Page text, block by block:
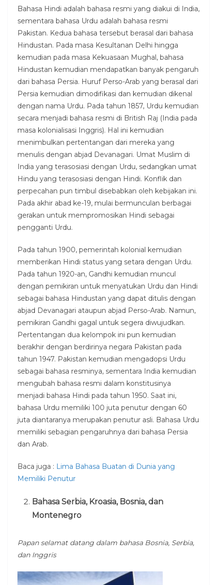
Bahasa Hindi adalah bahasa resmi yang diakui di India,
sementara bahasa Urdu adalah bahasa resmi
Pakistan. Kedua bahasa tersebut berasal dari bahasa
Hindustan. Pada masa Kesultanan Delhi hingga
kemudian pada masa Kekuasaan Mughal, bahasa
Hindustan kemudian mendapatkan banyak pengaruh
dari bahasa Persia. Huruf Perso-Arab yang berasal dari
Persia kemudian dimodifikasi dan kemudian dikenal
dengan nama Urdu. Pada tahun 1857, Urdu kemudian
secara menjadi bahasa resmi di British Raj (India pada
masa kolonialisasi Inggris). Hal ini kemudian
menimbulkan pertentangan dari mereka yang
menulis dengan abjad Devanagari. Umat Muslim di
India yang terasosiasi dengan Urdu, sedangkan umat
Hindu yang terasosiasi dengan Hindi. Konflik dan
perpecahan pun timbul disebabkan oleh kebijakan ini.
Pada akhir abad ke-19, mulai bermunculan berbagai
gerakan untuk mempromosikan Hindi sebagai
pengganti Urdu.
Pada tahun 1900, pemerintah kolonial kemudian
memberikan Hindi status yang setara dengan Urdu.
Pada tahun 1920-an, Gandhi kemudian muncul
dengan pemikiran untuk menyatukan Urdu dan Hindi
sebagai bahasa Hindustan yang dapat ditulis dengan
abjad Devanagari ataupun abjad Perso-Arab. Namun,
pemikiran Gandhi gagal untuk segera diwujudkan.
Pertentangan dua kelompok ini pun kemudian
berakhir dengan berdirinya negara Pakistan pada
tahun 1947. Pakistan kemudian mengadopsi Urdu
sebagai bahasa resminya, sementara India kemudian
mengubah bahasa resmi dalam konstitusinya
menjadi bahasa Hindi pada tahun 1950. Saat ini,
bahasa Urdu memiliki 100 juta penutur dengan 60
juta diantaranya merupakan penutur asli. Bahasa Urdu
memiliki sebagian pengaruhnya dari bahasa Persia
dan Arab.
Baca juga : Lima Bahasa Buatan di Dunia yang
Memiliki Penutur
Bahasa Serbia, Kroasia, Bosnia, dan
Montenegro
Papan selamat datang dalam bahasa Bosnia, Serbia,
dan Inggris